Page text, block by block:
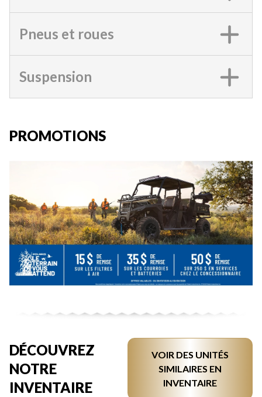
Pneus et roues
Suspension
PROMOTIONS
DÉCOUVREZ
NOTRE
INVENTAIRE
VOIR DES UNITÉS
SIMILAIRES EN
INVENTAIRE